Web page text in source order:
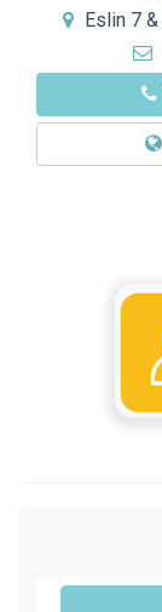
Eslin 7